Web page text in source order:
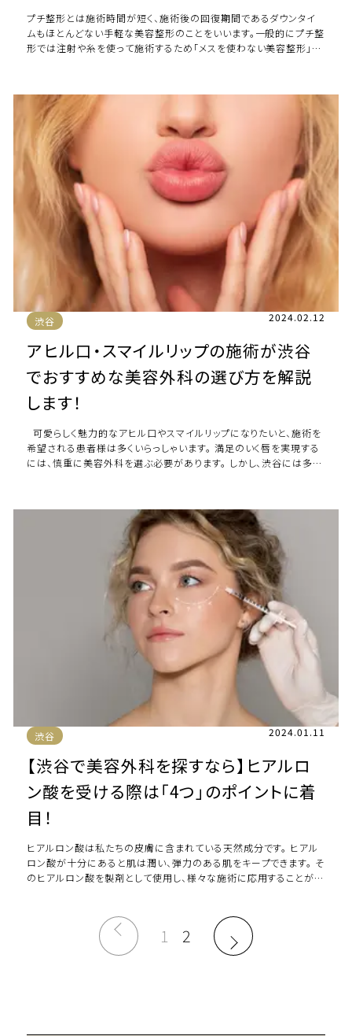
プチ整形とは施術時間が短く、施術後の回復期間であるダウンタイ
ムもほとんどない手軽な美容整形のことをいいます。一般的にプチ整
形では注射や糸を使って施術するため「メスを使わない美容整形」と
渋谷 2024.02.12
アヒル口・スマイルリップの施術が渋谷
でおすすめな美容外科の選び方を解説
します！
可愛らしく魅力的なアヒル口やスマイルリップになりたいと、施術を
希望される患者様は多くいらっしゃいます。 満足のいく唇を実現する
には、慎重に美容外科を選ぶ必要があります。 しかし、渋谷には多く
渋谷 2024.01.11
【渋谷で美容外科を探すなら】ヒアルロ
ン酸を受ける際は「4つ」のポイントに着
目！
ヒアルロン酸は私たちの皮膚に含まれている天然成分です。 ヒアル
ロン酸が十分にあると肌は潤い、弾力のある肌をキープできます。 そ
のヒアルロン酸を製剤として使用し、様々な施術に応用することがで
1 2